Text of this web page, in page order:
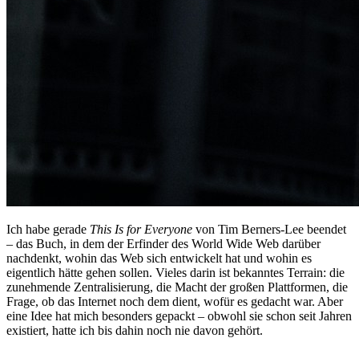
Ich habe gerade This Is for Everyone von Tim Berners-Lee beendet
– das Buch, in dem der Erfinder des World Wide Web darüber
nachdenkt, wohin das Web sich entwickelt hat und wohin es
eigentlich hätte gehen sollen. Vieles darin ist bekanntes Terrain: die
zunehmende Zentralisierung, die Macht der großen Plattformen, die
Frage, ob das Internet noch dem dient, wofür es gedacht war. Aber
eine Idee hat mich besonders gepackt – obwohl sie schon seit Jahren
existiert, hatte ich bis dahin noch nie davon gehört.